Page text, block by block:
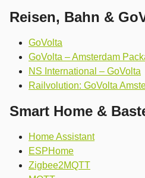
Reisen, Bahn &
GoVolta
GoVolta – Amsterdam
NS International – GoVolta
Railvolution: GoVolta
Smart Home &
Home Assistant
ESPHome
Zigbee2MQTT